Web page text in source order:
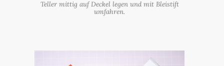
Teller mittig auf Deckel legen und mit Bleistift
umfahren.